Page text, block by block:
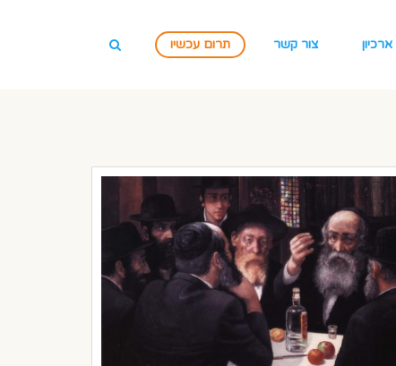
ארכיון צור קשר תרום עכשיו